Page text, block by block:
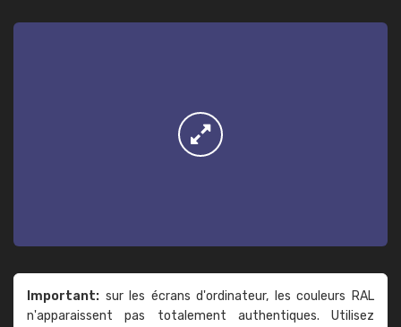
Important: sur les écrans d'ordinateur, les couleurs RAL
n'apparaissent pas totalement authentiques. Utilisez